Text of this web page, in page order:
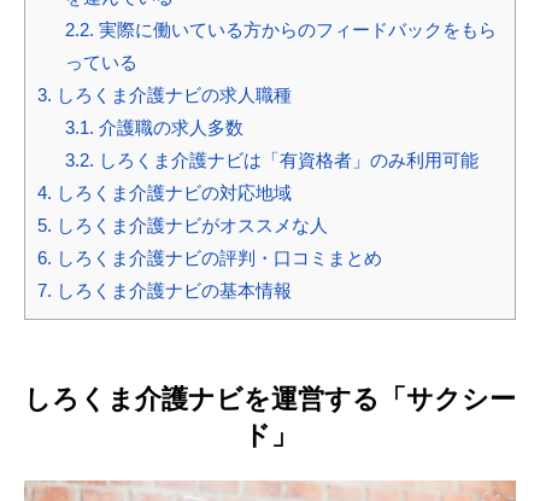
2.2. 実際に働いている方からのフィードバックをもら
っている
3. しろくま介護ナビの求人職種
3.1. 介護職の求人多数
3.2. しろくま介護ナビは「有資格者」のみ利用可能
4. しろくま介護ナビの対応地域
5. しろくま介護ナビがオススメな人
6. しろくま介護ナビの評判・口コミまとめ
7. しろくま介護ナビの基本情報
しろくま介護ナビを運営する「サクシー
ド」